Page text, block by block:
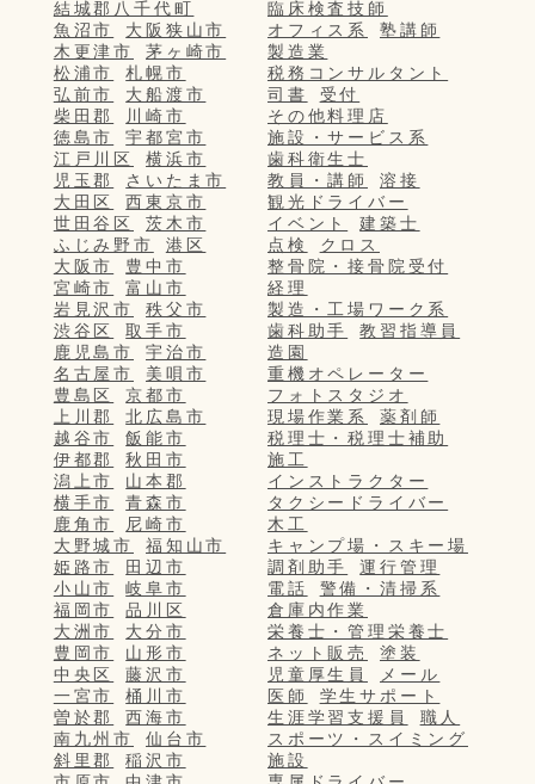
結城郡八千代町
魚沼市
大阪狭山市
木更津市
茅ヶ崎市
松浦市
札幌市
弘前市
大船渡市
柴田郡
川崎市
徳島市
宇都宮市
江戸川区
横浜市
児玉郡
さいたま市
大田区
西東京市
世田谷区
茨木市
ふじみ野市
港区
大阪市
豊中市
宮崎市
富山市
岩見沢市
秩父市
渋谷区
取手市
鹿児島市
宇治市
名古屋市
美唄市
豊島区
京都市
上川郡
北広島市
越谷市
飯能市
伊都郡
秋田市
潟上市
山本郡
横手市
青森市
鹿角市
尼崎市
大野城市
福知山市
姫路市
田辺市
小山市
岐阜市
福岡市
品川区
大洲市
大分市
豊岡市
山形市
中央区
藤沢市
一宮市
桶川市
曽於郡
西海市
南九州市
仙台市
斜里郡
稲沢市
臨床検査技師
オフィス系
塾講師
製造業
税務コンサルタント
司書
受付
その他料理店
施設・サービス系
歯科衛生士
教員・講師
溶接
観光ドライバー
イベント
建築士
点検
クロス
整骨院・接骨院受付
経理
製造・工場ワーク系
歯科助手
教習指導員
造園
重機オペレーター
フォトスタジオ
現場作業系
薬剤師
税理士・税理士補助
施工
インストラクター
タクシードライバー
木工
キャンプ場・スキー場
調剤助手
運行管理
電話
警備・清掃系
倉庫内作業
栄養士・管理栄養士
ネット販売
塗装
児童厚生員
メール
医師
学生サポート
生涯学習支援員
職人
スポーツ・スイミング
施設